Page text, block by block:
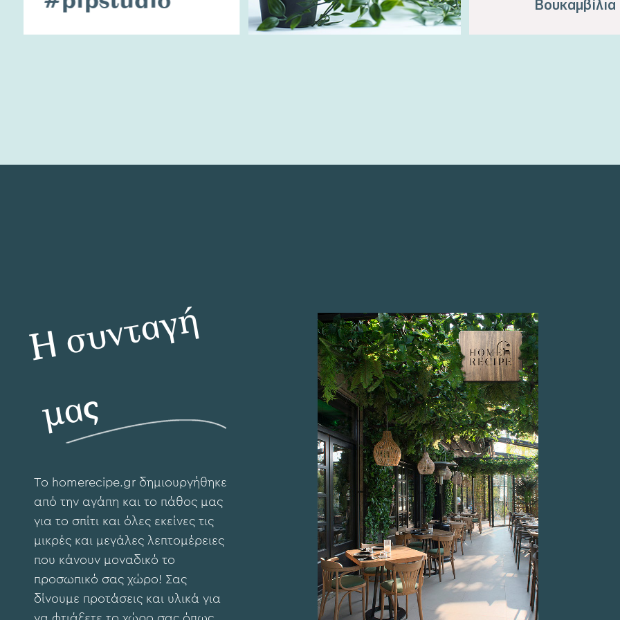
Βουκαμβίλια
Η
σ
υ
ν
τ
α
γ
ή
μ
α
ς
To hοmerecipe.gr δημιουργήθηκε
από την αγάπη και το πάθος μας
για το σπίτι και όλες εκείνες τις
μικρές και μεγάλες λεπτομέρειες
που κάνουν μοναδικό το
προσωπικό σας χώρο! Σας
δίνουμε προτάσεις και υλικά για